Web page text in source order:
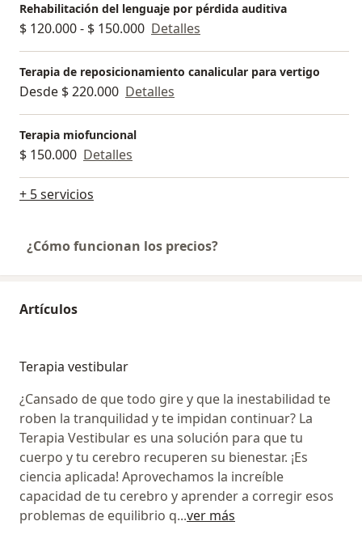
Rehabilitación del lenguaje por pérdida auditiva
$ 120.000 - $ 150.000 Detalles
Terapia de reposicionamiento canalicular para vertigo
Desde $ 220.000 Detalles
Terapia miofuncional
$ 150.000 Detalles
+ 5 servicios
¿Cómo funcionan los precios?
Artículos
Terapia vestibular
¿Cansado de que todo gire y que la inestabilidad te
roben la tranquilidad y te impidan continuar? La
Terapia Vestibular es una solución para que tu
cuerpo y tu cerebro recuperen su bienestar. ¡Es
ciencia aplicada! Aprovechamos la increíble
capacidad de tu cerebro y aprender a corregir esos
problemas de equilibrio q...ver más